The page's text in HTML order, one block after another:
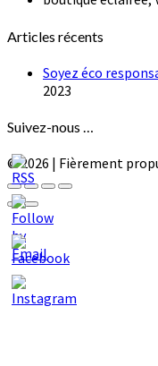
Articles récents
Soyez éco
2023
Suivez-nous …
© 2026 | Fièrement